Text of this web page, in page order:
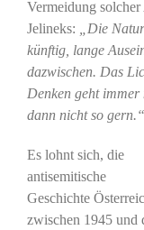
Vermeidung
Jelineks:
„Die
künftig, lange
dazwischen. Das
Denken geht
dann nicht so gern.“
Es lohnt sich, die
antisemitische
Geschichte
zwischen 1945 und